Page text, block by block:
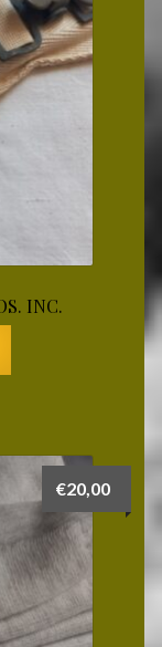
INC.
€20,00